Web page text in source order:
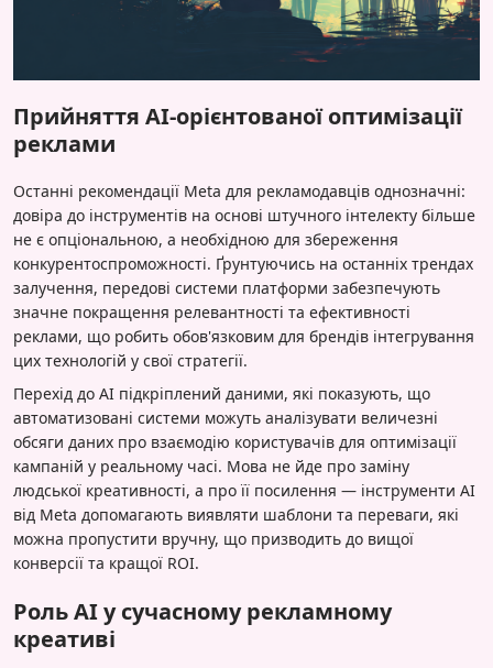
Прийняття AI-орієнтованої оптимізації
реклами
Останні рекомендації Meta для рекламодавців однозначні:
довіра до інструментів на основі штучного інтелекту більше
не є опціональною, а необхідною для збереження
конкурентоспроможності. Ґрунтуючись на останніх трендах
залучення, передові системи платформи забезпечують
значне покращення релевантності та ефективності
реклами, що робить обов'язковим для брендів інтегрування
цих технологій у свої стратегії.
Перехід до AI підкріплений даними, які показують, що
автоматизовані системи можуть аналізувати величезні
обсяги даних про взаємодію користувачів для оптимізації
кампаній у реальному часі. Мова не йде про заміну
людської креативності, а про її посилення — інструменти AI
від Meta допомагають виявляти шаблони та переваги, які
можна пропустити вручну, що призводить до вищої
конверсії та кращої ROI.
Роль AI у сучасному рекламному
креативі